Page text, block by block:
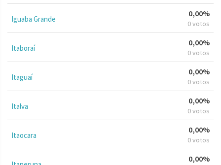
Iguaba Grande
0,00%
0 votos
Itaboraí
0,00%
0 votos
Itaguaí
0,00%
0 votos
Italva
0,00%
0 votos
Itaocara
0,00%
0 votos
0,00%